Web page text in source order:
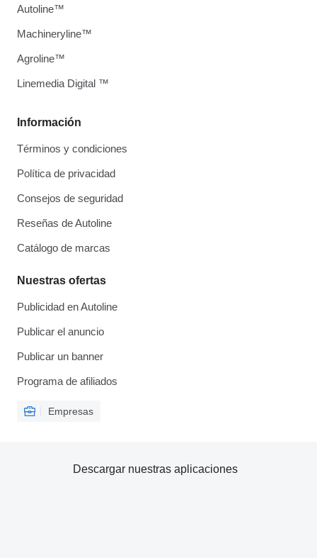
Información
Términos y condiciones
Política de privacidad
Consejos de seguridad
Reseñas de Autoline
Catálogo de marcas
Nuestras ofertas
Publicidad en Autoline
Publicar el anuncio
Publicar un banner
Programa de afiliados
Empresas
Autoline™
Machineryline™
Agroline™
Linemedia Digital ™
Descargar nuestras aplicaciones